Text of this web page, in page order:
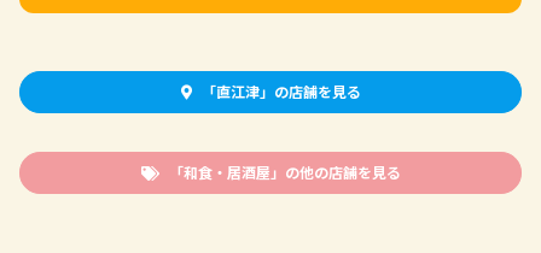
「直江津」の店舗を見る
「和食・居酒屋」の他の店舗を見る